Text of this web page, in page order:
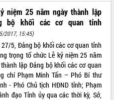
niệm 25 năm ngày thành lập
bộ khối các cơ quan tỉnh
2017, 15:45)
27/5, Đảng bộ khối các cơ quan tỉnh
trọng tổ chức Lễ kỷ niệm 25 năm
lập Đảng bộ khối các cơ quan
chí Phạm Minh Tấn – Phó Bí thư
- Phó Chủ tịch HĐND tỉnh; Phạm
đạo Tỉnh ủy qua các thời kỳ, Sở,